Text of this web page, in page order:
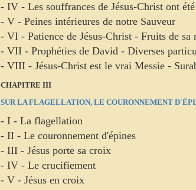
- IV - Les souffrances de Jésus-Christ ont
- V - Peines intérieures de notre Sauveur
- VI - Patience de Jésus-Christ - Fruits de sa
- VII - Prophéties de David - Diverses
- VIII - Jésus-Christ est le vrai Messie -
CHAPITRE III
SUR LA FLAGELLATION, LE COURONNEMENT
- I - La flagellation
- II - Le couronnement d'épines
- III - Jésus porte sa croix
- IV - Le crucifiement
- V - Jésus en croix